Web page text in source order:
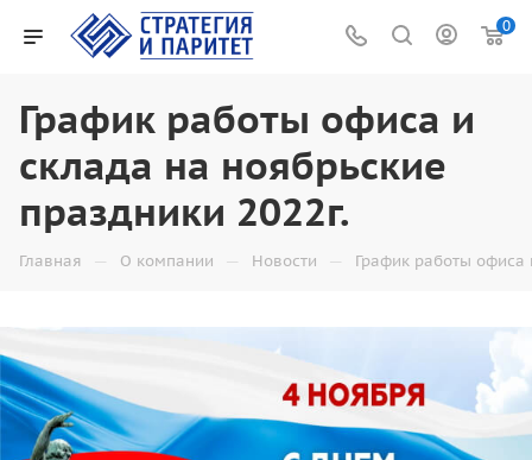
0
График работы офиса и
склада на ноябрьские
праздники 2022г.
Главная — О компании — Новости — График работы офиса